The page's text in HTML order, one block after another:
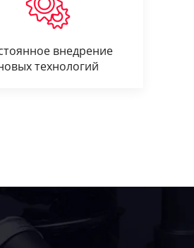
внедрение
технологий